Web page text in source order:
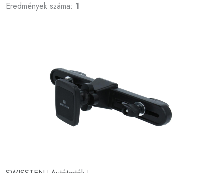
Eredmények száma: 1